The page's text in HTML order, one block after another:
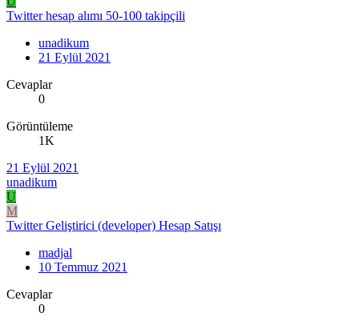
Twitter hesap alımı 50-100 takipçili
unadikum
21 Eylül 2021
Cevaplar
0
Görüntüleme
1K
21 Eylül 2021
unadikum
U
M
Twitter Geliştirici (developer) Hesap Satışı
madjal
10 Temmuz 2021
Cevaplar
0